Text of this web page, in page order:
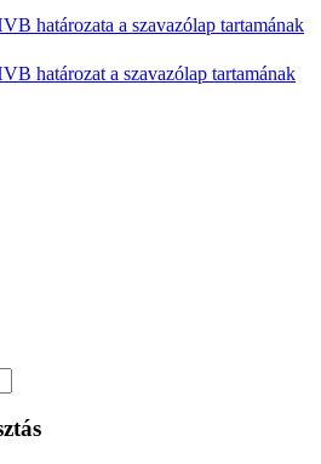
határozata a szavazólap tartamának
határozat a szavazólap tartamának